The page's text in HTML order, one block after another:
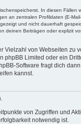
In diesen Fällen
an zentralen Profildaten (E-
und nicht dauerhaft
deinen Beiträgen oder explizit
Vielzahl von Webseiten zu
phpBB Limited oder ein
Software fragt dich
kannst.
von Zugriffen und
notwendig ist.